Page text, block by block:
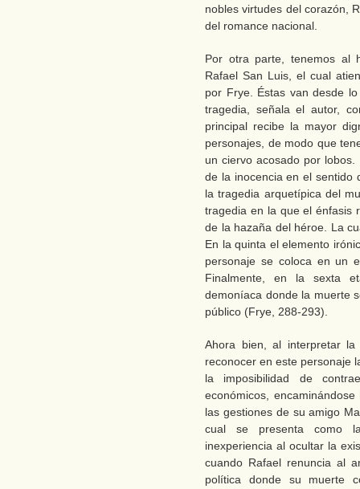
nobles virtudes del corazón,
del romance nacional.
Por otra parte, tenemos al
Rafael San Luis, el cual
por Frye. Éstas van desde
tragedia, señala el autor,
principal recibe la mayor
personajes, de modo que
un ciervo acosado por
de la inocencia en el sentido
la tragedia arquetípica del
tragedia en la que el énfasis
de la hazaña del héroe. La
En la quinta el elemento
personaje se coloca en un
Finalmente, en la sexta
demoníaca donde la muerte
público (Frye, 288-293).
Ahora bien, al interpretar
reconocer en este personaje
la imposibilidad de
económicos,
las gestiones de su amigo
cual se presenta como
inexperiencia al ocultar la
cuando Rafael renuncia al
política donde su muerte